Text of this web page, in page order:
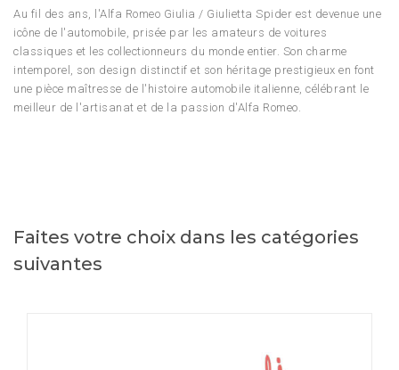
Au fil des ans, l'Alfa Romeo Giulia / Giulietta Spider est devenue une
icône de l'automobile, prisée par les amateurs de voitures
classiques et les collectionneurs du monde entier. Son charme
intemporel, son design distinctif et son héritage prestigieux en font
une pièce maîtresse de l'histoire automobile italienne, célébrant le
meilleur de l'artisanat et de la passion d'Alfa Romeo.
Faites votre choix dans les catégories
suivantes